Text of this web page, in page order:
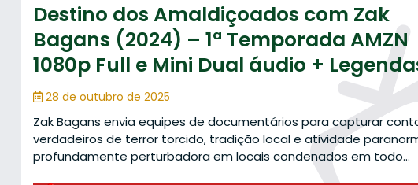
Destino dos Amaldiçoados com Zak
Bagans (2024) – 1ª Temporada AMZN
1080p Full e Mini Dual áudio +
28 de outubro de 2025
Zak Bagans envia equipes de documentários para capturar
verdadeiros de terror torcido, tradição local e atividade
profundamente perturbadora em locais condenados em todo…